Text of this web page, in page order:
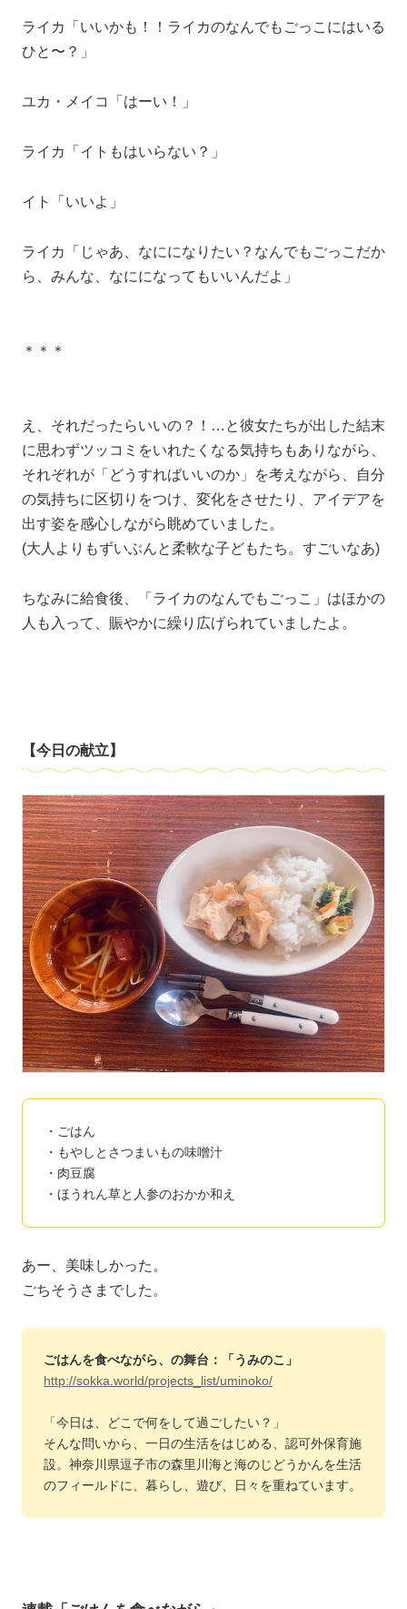
ライカ「いいかも！！ライカのなんでもごっこにはいる
ひと〜？」
ユカ・メイコ「はーい！」
ライカ「イトもはいらない？」
イト「いいよ」
ライカ「じゃあ、なにになりたい？なんでもごっこだか
ら、みんな、なにになってもいいんだよ」
＊＊＊
え、それだったらいいの？！…と彼女たちが出した結末
に思わずツッコミをいれたくなる気持ちもありながら、
それぞれが「どうすればいいのか」を考えながら、自分
の気持ちに区切りをつけ、変化をさせたり、アイデアを
出す姿を感心しながら眺めていました。
(大人よりもずいぶんと柔軟な子どもたち。すごいなあ)
ちなみに給食後、「ライカのなんでもごっこ」はほかの
人も入って、賑やかに繰り広げられていましたよ。
【今日の献立】
・ごはん
・もやしとさつまいもの味噌汁
・肉豆腐
・ほうれん草と人参のおかか和え
あー、美味しかった。
ごちそうさまでした。
ごはんを食べながら、の舞台：「うみのこ」
http://sokka.world/projects_list/uminoko/
「今日は、どこで何をして過ごしたい？」
そんな問いから、一日の生活をはじめる、認可外保育施
設。神奈川県逗子市の森里川海と海のじどうかんを生活
のフィールドに、暮らし、遊び、日々を重ねています。